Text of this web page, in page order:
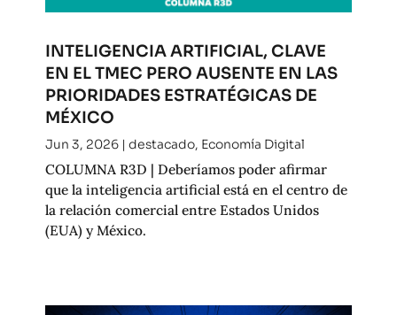
INTELIGENCIA ARTIFICIAL, CLAVE
EN EL TMEC PERO AUSENTE EN LAS
PRIORIDADES ESTRATÉGICAS DE
MÉXICO
Jun 3, 2026| destacado, Economía Digital
COLUMNA R3D | Deberíamos poder afirmar
que la inteligencia artificial está en el centro de
la relación comercial entre Estados Unidos
(EUA) y México.